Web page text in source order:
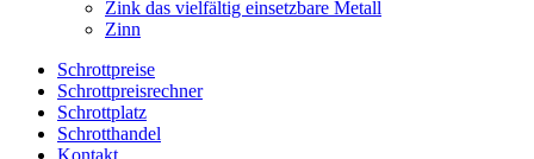
Zink das vielfältig einsetzbare Metall
Zinn
Schrottpreise
Schrottpreisrechner
Schrottplatz
Schrotthandel
Kontakt